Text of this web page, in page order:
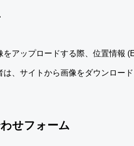
をアップロードする際、位置情報
は、サイトから画像をダウンロー
せフォーム